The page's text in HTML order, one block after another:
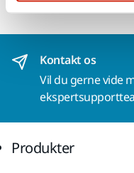
Kontakt os
Vil du gerne vide
Produkter